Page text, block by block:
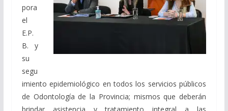
pora
el
E.P.
B. y
su
segu
imiento epidemiológico en todos los servicios públicos
de Odontología de la Provincia; mismos que deberán